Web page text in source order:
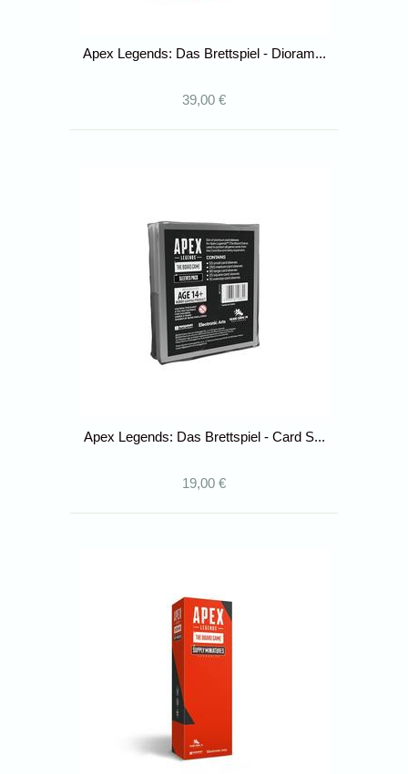
Apex Legends: Das Brettspiel - Dioram...
39,00 €
Apex Legends: Das Brettspiel - Card S...
19,00 €